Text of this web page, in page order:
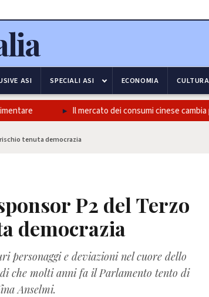
ASI SPECIALI ASI ECONOMIA CULTURA
Il mercato dei consumi cinese cambia
tenuta democrazia
P2 del Terzo
democrazia
personaggi e deviazioni nel cuore dello
che molti anni fa il Parlamento tento di
Anselmi.